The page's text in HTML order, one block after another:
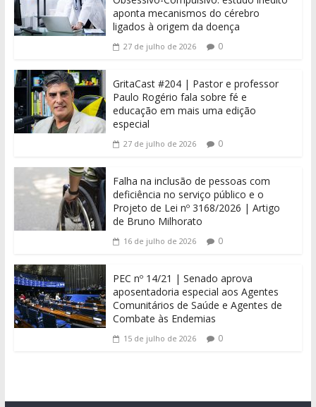
aponta mecanismos do cérebro
ligados à origem da doença
27 de julho de 2026 0
GritaCast #204 | Pastor e professor
Paulo Rogério fala sobre fé e
educação em mais uma edição
especial
27 de julho de 2026 0
Falha na inclusão de pessoas com
deficiência no serviço público e o
Projeto de Lei nº 3168/2026 | Artigo
de Bruno Milhorato
16 de julho de 2026 0
PEC nº 14/21 | Senado aprova
aposentadoria especial aos Agentes
Comunitários de Saúde e Agentes de
Combate às Endemias
15 de julho de 2026 0